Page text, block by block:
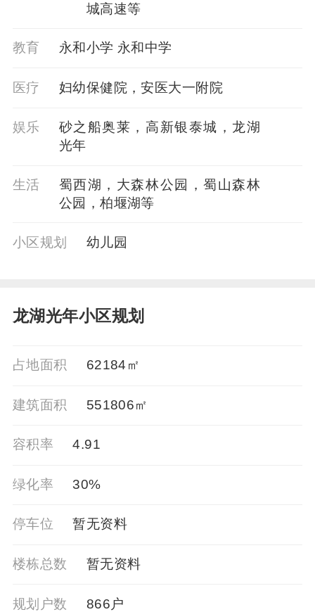
城高速等
教育 永和小学 永和中学
医疗 妇幼保健院，安医大一附院
娱乐
砂之船奥莱，高新银泰城，龙湖
光年
生活
蜀西湖，大森林公园，蜀山森林
公园，柏堰湖等
小区规划 幼儿园
龙湖光年小区规划
占地面积 62184㎡
建筑面积 551806㎡
容积率 4.91
绿化率 30%
停车位 暂无资料
楼栋总数 暂无资料
规划户数 866户